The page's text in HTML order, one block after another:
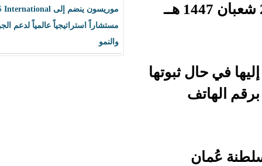
موريسون ينضم إلى BLS International
مستشاراً استراتيجياً عالمياً لدعم الجودة
للعام 1447هـ، مساء يوم الأربعاء (أي ليلة الخميس) 29 شعبان 1447 هــ
ثبوتها